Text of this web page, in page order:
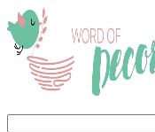
Перейти
к
контенту
Поиск: